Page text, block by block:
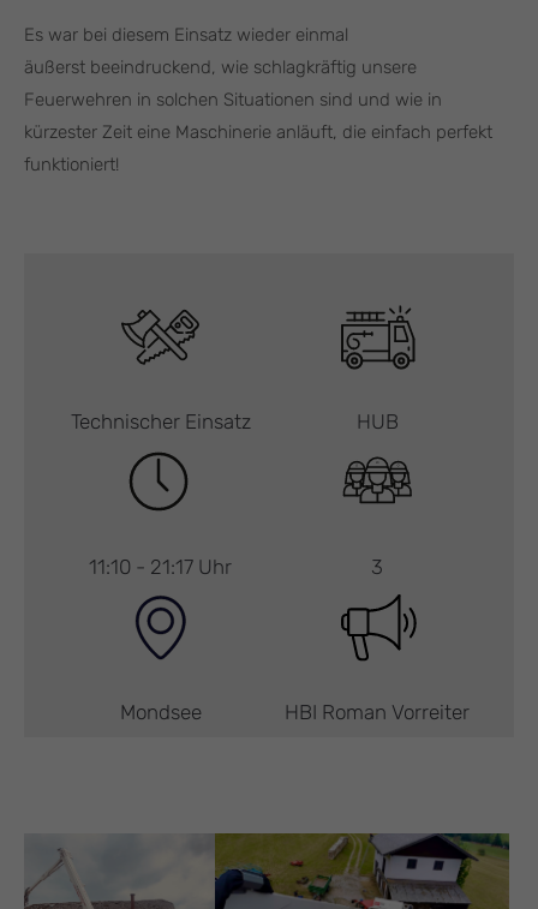
Es war bei diesem Einsatz wieder einmal
äußerst beeindruckend, wie schlagkräftig unsere
Feuerwehren in solchen Situationen sind und wie in
kürzester Zeit eine Maschinerie anläuft, die einfach perfekt
funktioniert!
Technischer Einsatz HUB
11:10 - 21:17 Uhr 3
Mondsee HBI Roman Vorreiter